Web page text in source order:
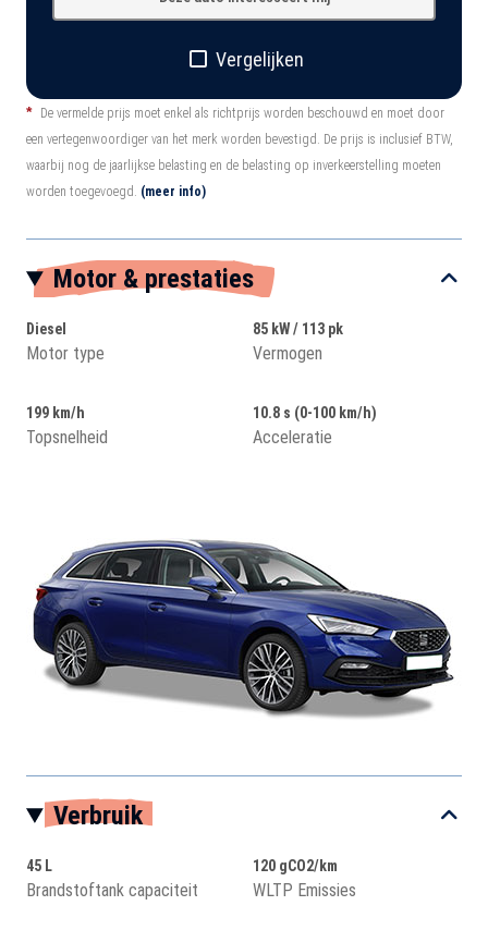
Vergelijken
*
De vermelde prijs moet enkel als richtprijs worden beschouwd en moet door
een vertegenwoordiger van het merk worden bevestigd. De prijs is inclusief BTW,
waarbij nog de jaarlijkse belasting en de belasting op inverkeerstelling moeten
worden toegevoegd. (meer info)
Motor & prestaties
Diesel
Motor type
85 kW / 113 pk
Vermogen
199 km/h
Topsnelheid
10.8 s (0-100 km/h)
Acceleratie
Verbruik
45 L
Brandstoftank capaciteit
120 gCO2/km
WLTP Emissies